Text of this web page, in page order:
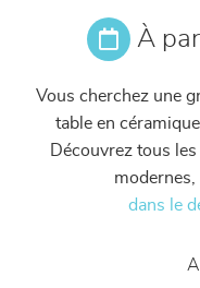
À
Vous cherchez une
table en
Découvrez tous
modernes,
dans le